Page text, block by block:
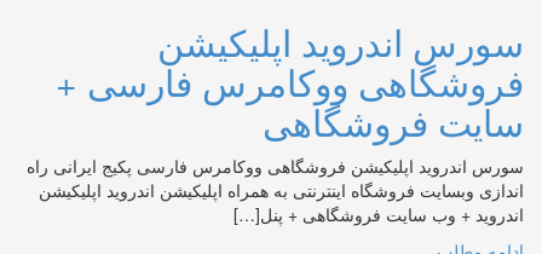
سورس اندروید اپلیکیشن
فروشگاهی ووکامرس فارسی +
سایت فروشگاهی
سورس اندروید اپلیکیشن فروشگاهی ووکامرس فارسی پکیج ایرانی راه
اندازی وبسایت فروشگاه اینترنتی به همراه اپلیکیشن اندروید اپلیکیشن
اندروید + وب سایت فروشگاهی + پنل[…]